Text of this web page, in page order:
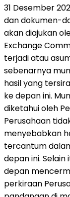
31 Desember
dan dokumen-
akan diajukan
Exchange
terjadi atau
sebenarnya
hasil yang
ke depan ini.
diketahui oleh
Perusahaan
menyebabkan
tercantum
depan ini.
depan
perkiraan